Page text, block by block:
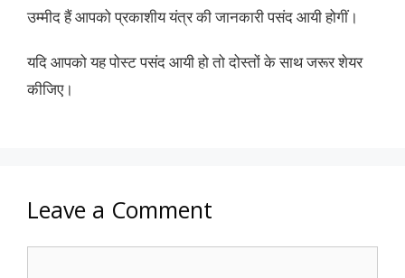
उम्मीद हैं आपको प्रकाशीय यंत्र की जानकारी पसंद आयी होगीं।
यदि आपको यह पोस्ट पसंद आयी हो तो दोस्तों के साथ जरूर शेयर
कीजिए।
Leave a Comment